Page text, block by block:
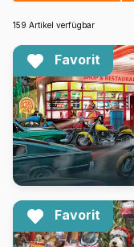
159 Artikel verfügbar
Favorit
Favorit